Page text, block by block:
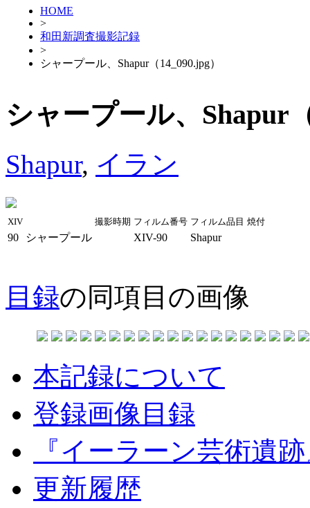
HOME
>
和田新調査撮影記録
>
シャープール、Shapur（14_090.jpg）
シャープール、Shapur
Shapur, イラン
XIV 撮影時期 フィルム番号 フィルム品目 焼付
90 シャープール XIV-90 Shapur
目録の同項目の画像
本記録について
登録画像目録
『イーラーン芸術遺
更新履歴